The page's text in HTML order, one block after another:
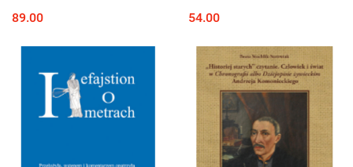
Kondeuszów
89.00
koncepcje – recepcja
54.00